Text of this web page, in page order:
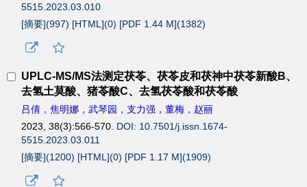
5515.2023.03.010
[摘要](997) [HTML](0) [PDF 1.44 M](1382)
UPLC-MS/MS法测定茯苓、茯苓皮和茯神中茯苓新酸B、
去氢土莫酸、猪苓酸C、去氢茯苓酸和茯苓酸
吕倩，焦明娜，武琴园，支力强，董梅，赵丽
2023, 38(3):566-570. DOI: 10.7501/j.issn.1674-
5515.2023.03.011
[摘要](1200) [HTML](0) [PDF 1.17 M](1909)